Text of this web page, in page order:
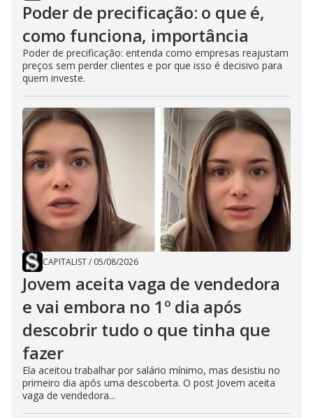
Poder de precificação: o que é,
como funciona, importância
Poder de precificação: entenda como empresas reajustam
preços sem perder clientes e por que isso é decisivo para
quem investe.
CAPITALIST/ 05/08/2026
Jovem aceita vaga de vendedora
e vai embora no 1º dia após
descobrir tudo o que tinha que
fazer
Ela aceitou trabalhar por salário mínimo, mas desistiu no
primeiro dia após uma descoberta. O post Jovem aceita
vaga de vendedora...